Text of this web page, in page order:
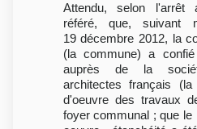
Attendu, selon l'arrêt
référé, que, suivant
19 décembre 2012, la
(la commune) a
auprès de la
architectes français
d'oeuvre des travaux
foyer communal ; que le